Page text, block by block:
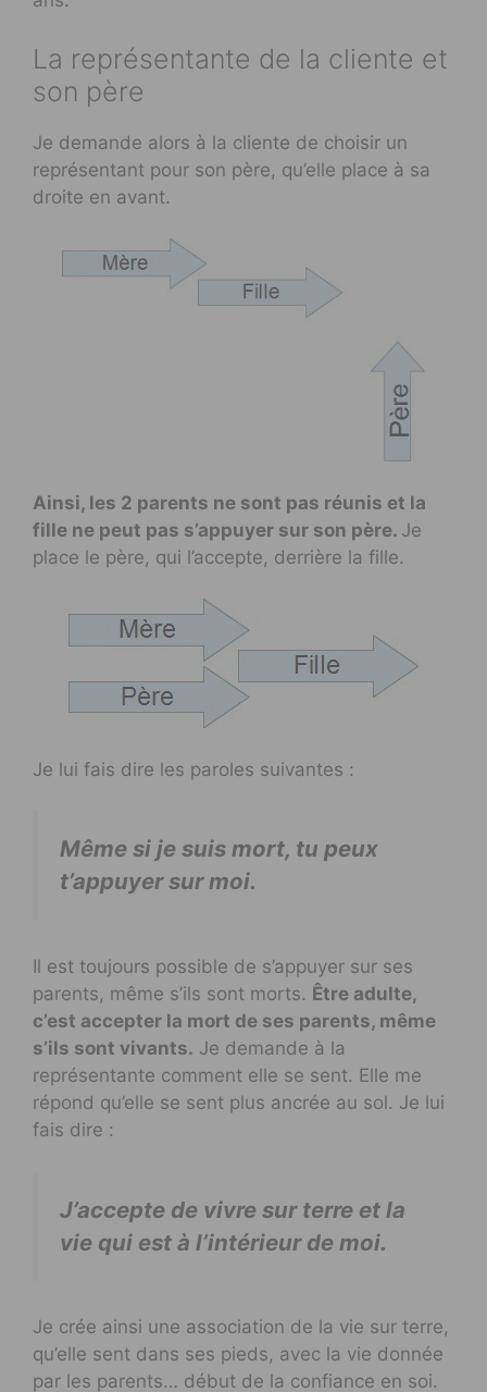
La représentante de la cliente et
son père
Je demande alors à la cliente de choisir un
représentant pour son père, qu’elle place à sa
droite en avant.
Ainsi, les 2 parents ne sont pas réunis et la
fille ne peut pas s’appuyer sur son père. Je
place le père, qui l’accepte, derrière la fille.
Je lui fais dire les paroles suivantes :
Même si je suis mort, tu peux
t’appuyer sur moi.
Il est toujours possible de s’appuyer sur ses
parents, même s’ils sont morts. Être adulte,
c’est accepter la mort de ses parents, même
s’ils sont vivants. Je demande à la
représentante comment elle se sent. Elle me
répond qu’elle se sent plus ancrée au sol. Je lui
fais dire :
J’accepte de vivre sur terre et la
vie qui est à l’intérieur de moi.
Je crée ainsi une association de la vie sur terre,
qu’elle sent dans ses pieds, avec la vie donnée
par les parents… début de la confiance en soi.